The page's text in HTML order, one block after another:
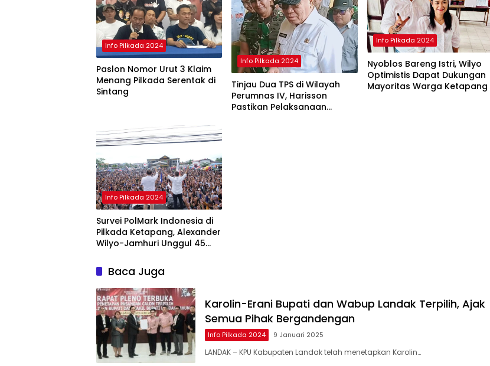
Info Pilkada 2024
Paslon Nomor Urut 3 Klaim
Menang Pilkada Serentak di
Sintang
Info Pilkada 2024
Tinjau Dua TPS di Wilayah
Perumnas IV, Harisson
Pastikan Pelaksanaan
Info Pilkada 2024
Nyoblos Bareng Istri, Wilyo
Optimistis Dapat Dukungan
Mayoritas Warga Ketapang
Info Pilkada 2024
Survei PolMark Indonesia di
Pilkada Ketapang, Alexander
Wilyo-Jamhuri Unggul 45
Baca Juga
Karolin-Erani Bupati dan Wabup Landak Terpilih, Ajak
Semua Pihak Bergandengan
Info Pilkada 2024 9 Januari 2025
LANDAK – KPU Kabupaten Landak telah menetapkan Karolin…